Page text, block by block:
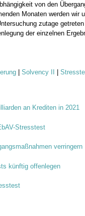
von den
Monaten werden wir
zutage
der einzelnen
| Solvency II |
an Krediten in 2021
Stresstest
verringern
künftig offenlegen